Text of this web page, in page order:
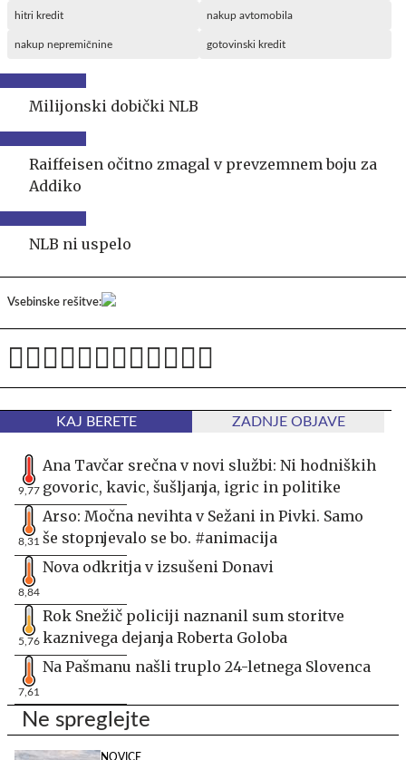
hitri kredit nakup avtomobila
nakup nepremičnine gotovinski kredit
Milijonski dobički NLB
Raiffeisen očitno zmagal v prevzemnem boju za
Addiko
NLB ni uspelo
Vsebinske rešitve:
KAJ BERETE ZADNJE OBJAVE
9,77
Ana Tavčar srečna v novi službi: Ni hodniških
govoric, kavic, šušljanja, igric in politike
8,31
Arso: Močna nevihta v Sežani in Pivki. Samo
še stopnjevalo se bo. #animacija
8,84
Nova odkritja v izsušeni Donavi
5,76
Rok Snežič policiji naznanil sum storitve
kaznivega dejanja Roberta Goloba
7,61
Na Pašmanu našli truplo 24-letnega Slovenca
Ne spreglejte
NOVICE